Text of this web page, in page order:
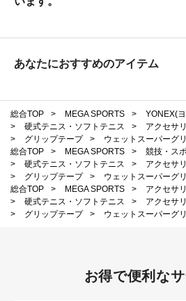
あなたにおすすめのアイテム
総合TOP > MEGA SPORTS >
YONEX(
>
硬式テニス・ソフトテニス >
アクセサ
>
グリップテープ >
ウェットスーパーグ
総合TOP
> MEGA SPORTS >
競技・ス
>
硬式テニス・ソフトテニス >
アクセサ
>
グリップテープ >
ウェットスーパーグ
総合TOP
> MEGA SPORTS >
アクセサ
>
硬式テニス・ソフトテニス >
アクセサ
>
グリップテープ > ウェットスーパーグ
お得で便利な